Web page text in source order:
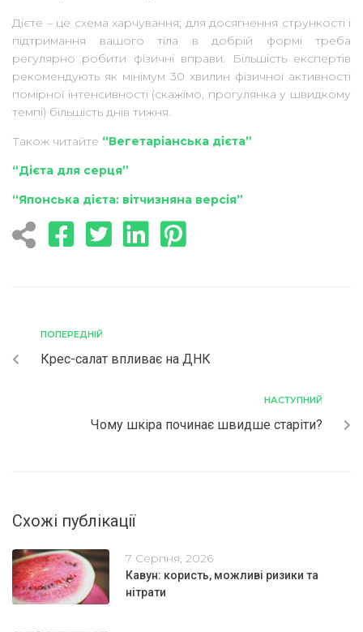
Дієте – це схема харчування; для досягнення стрункості і
підтримання вашого тіла в добрій формі треба
регулярно робити фізичні вправи. Більшість експертів
рекомендують як мінімум 30 хвилин фізичної активності
помірної інтенсивності (скажімо, прогулянка у швидкому
темпі) більшість днів тижня.
Також читайте “Вегетаріанська дієта”
“Дієта для серця”
“Японська дієта: вітчизняна версія”
ПОПЕРЕДНІЙ
Крес-салат впливає на ДНК
НАСТУПНИЙ
Чому шкіра починає швидше старіти?
Схожі публікації
7 Серпня, 2026
Кавун: користь, можливі ризики та
нітрати